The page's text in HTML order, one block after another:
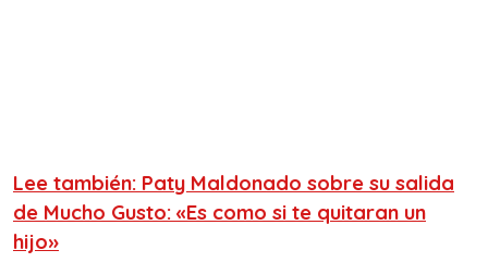
Lee también: Paty Maldonado sobre su salida
de Mucho Gusto: «Es como si te quitaran un
hijo»